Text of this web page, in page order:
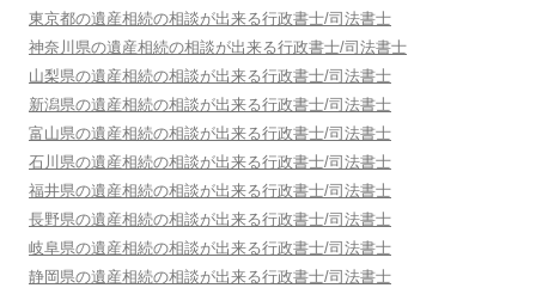
東京都の遺産相続の相談が出来る行政書士/司法書士
神奈川県の遺産相続の相談が出来る行政書士/司法書士
山梨県の遺産相続の相談が出来る行政書士/司法書士
新潟県の遺産相続の相談が出来る行政書士/司法書士
富山県の遺産相続の相談が出来る行政書士/司法書士
石川県の遺産相続の相談が出来る行政書士/司法書士
福井県の遺産相続の相談が出来る行政書士/司法書士
長野県の遺産相続の相談が出来る行政書士/司法書士
岐阜県の遺産相続の相談が出来る行政書士/司法書士
静岡県の遺産相続の相談が出来る行政書士/司法書士